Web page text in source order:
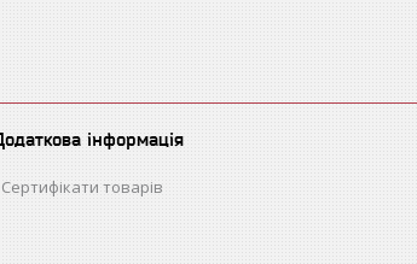
інформація
Сертифікати товарів